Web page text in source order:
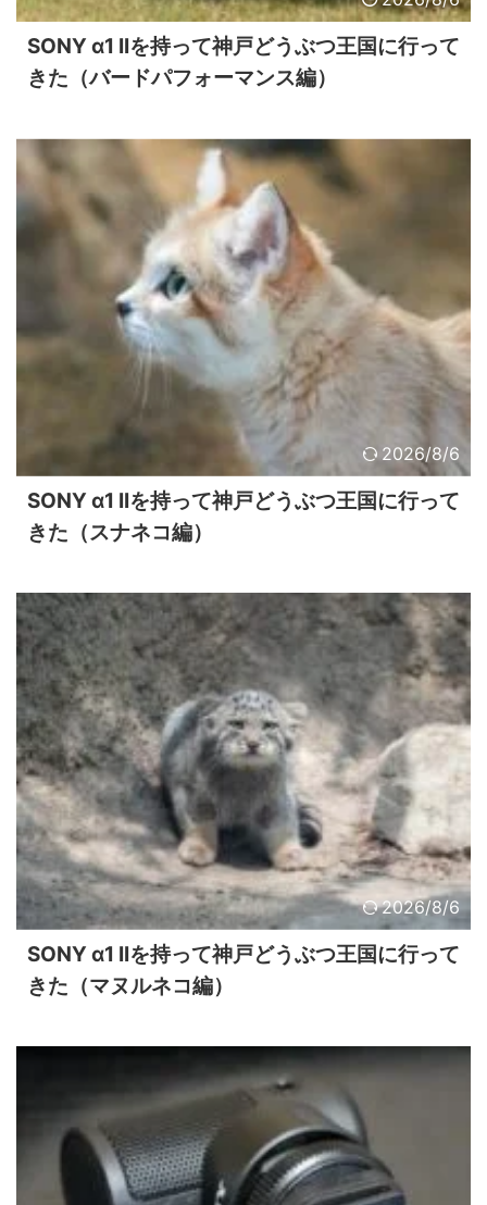
SONY α1 IIを持って神戸どうぶつ王国に行って
きた（バードパフォーマンス編）
2026/8/6
SONY α1 IIを持って神戸どうぶつ王国に行って
きた（スナネコ編）
2026/8/6
SONY α1 IIを持って神戸どうぶつ王国に行って
きた（マヌルネコ編）